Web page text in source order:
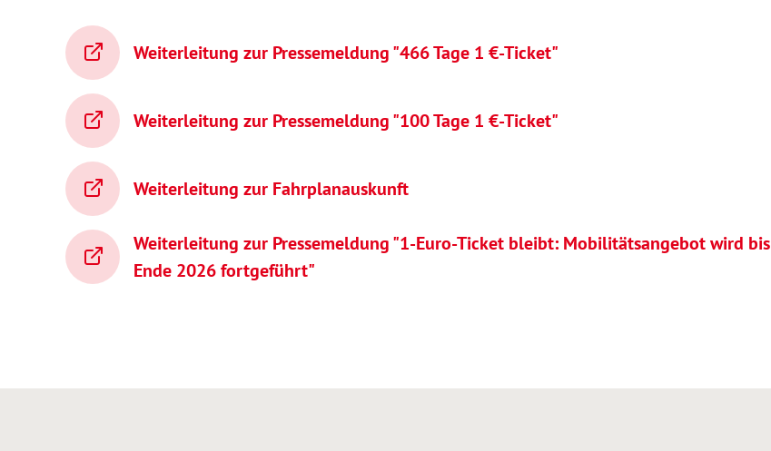
Weiterleitung zur Pressemeldung "466 Tage 1 €-Ticket"
Weiterleitung zur Pressemeldung "100 Tage 1 €-Ticket"
Weiterleitung zur Fahrplanauskunft
Weiterleitung zur Pressemeldung "1-Euro-Ticket bleibt: Mobilitätsangebot wird bis
Ende 2026 fortgeführt"